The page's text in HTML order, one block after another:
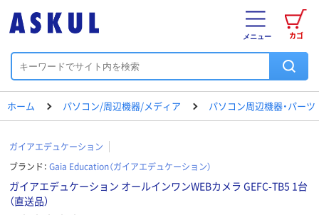
カゴ
メニュー
ホーム パソコン/周辺機器/メディア パソコン周辺機器・パーツ
ガイアエデュケーション
ブランド： Gaia Education（ガイアエデュケーション）
ガイアエデュケーション オールインワンWEBカメラ GEFC-TB5 1台
（直送品）